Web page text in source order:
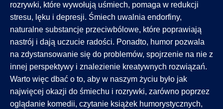
rozrywki, które wywołują uśmiech, pomaga w redukcji
stresu, lęku i depresji. Śmiech uwalnia endorfiny,
naturalne substancje przeciwbólowe, które poprawiają
nastrój i dają uczucie radości. Ponadto, humor pozwala
na zdystansowanie się do problemów, spojrzenie na nie z
innej perspektywy i znalezienie kreatywnych rozwiązań.
Warto więc dbać o to, aby w naszym życiu było jak
najwięcej okazji do śmiechu i rozrywki, zarówno poprzez
oglądanie komedii, czytanie książek humorystycznych,